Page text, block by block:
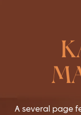
A several page